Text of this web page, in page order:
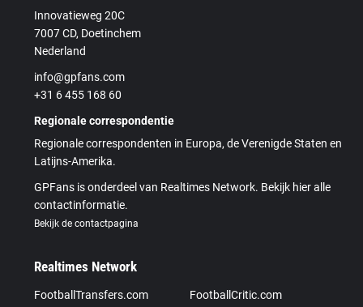
Innovatieweg 20C
7007 CD, Doetinchem
Nederland
info@gpfans.com
+31 6 455 168 60
Regionale correspondentie
Regionale correspondenten in Europa, de Verenigde Staten en
Latijns-Amerika.
GPFans is onderdeel van Realtimes Network. Bekijk hier alle
contactinformatie.
Bekijk de contactpagina
Realtimes Network
FootballTransfers.com FootballCritic.com